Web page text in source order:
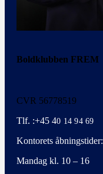
Boldklubben FREM
CVR 56778519
Tlf. :+45 40 14 94 69
Kontorets åbningstider:
Mandag kl. 10 – 16